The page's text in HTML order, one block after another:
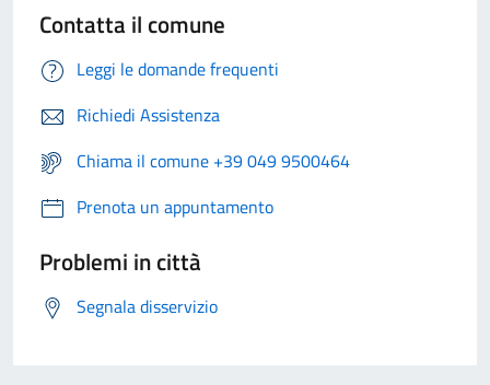
Contatta il comune
Leggi le domande frequenti
Richiedi Assistenza
Chiama il comune +39 049 9500464
Prenota un appuntamento
Problemi in città
Segnala disservizio